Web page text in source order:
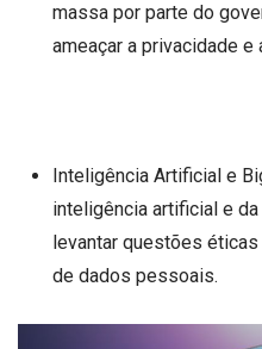
massa por parte do
ameaçar a privacidade
Inteligência Artificial e
inteligência artificial e
levantar questões
de dados pessoais.